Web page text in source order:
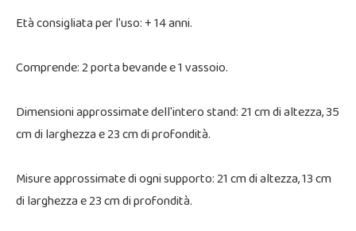
Età consigliata per l'uso: + 14 anni.
Comprende: 2 porta bevande e 1 vassoio.
Dimensioni approssimate dell'intero stand: 21 cm di altezza, 35
cm di larghezza e 23 cm di profondità.
Misure approssimate di ogni supporto: 21 cm di altezza, 13 cm
di larghezza e 23 cm di profondità.